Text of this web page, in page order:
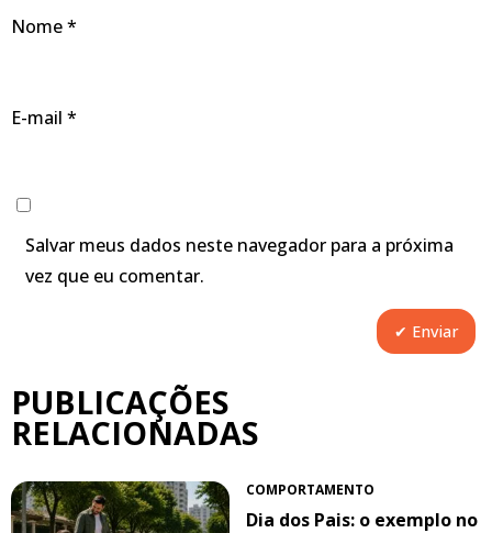
Nome*
E-mail *
Salvar meus dados neste navegador para a próxima
vez que eu comentar.
PUBLICAÇÕES
RELACIONADAS
COMPORTAMENTO
Dia dos Pais: o exemplo no